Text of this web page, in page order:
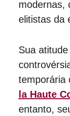
modernas,
elitistas da
Sua
temporária
la Haute
entanto,